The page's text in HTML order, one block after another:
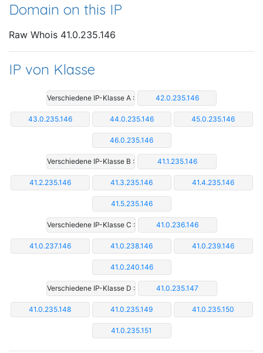
Domain on this IP
Raw Whois 41.0.235.146
IP von Klasse
Verschiedene IP-Klasse A : 42.0.235.146
43.0.235.146 44.0.235.146 45.0.235.146
46.0.235.146
Verschiedene IP-Klasse B : 41.1.235.146
41.2.235.146 41.3.235.146 41.4.235.146
41.5.235.146
Verschiedene IP-Klasse C : 41.0.236.146
41.0.237.146 41.0.238.146 41.0.239.146
41.0.240.146
Verschiedene IP-Klasse D : 41.0.235.147
41.0.235.148 41.0.235.149 41.0.235.150
41.0.235.151